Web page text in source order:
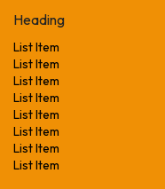
Heading
List Item
List Item
List Item
List Item
List Item
List Item
List Item
List Item